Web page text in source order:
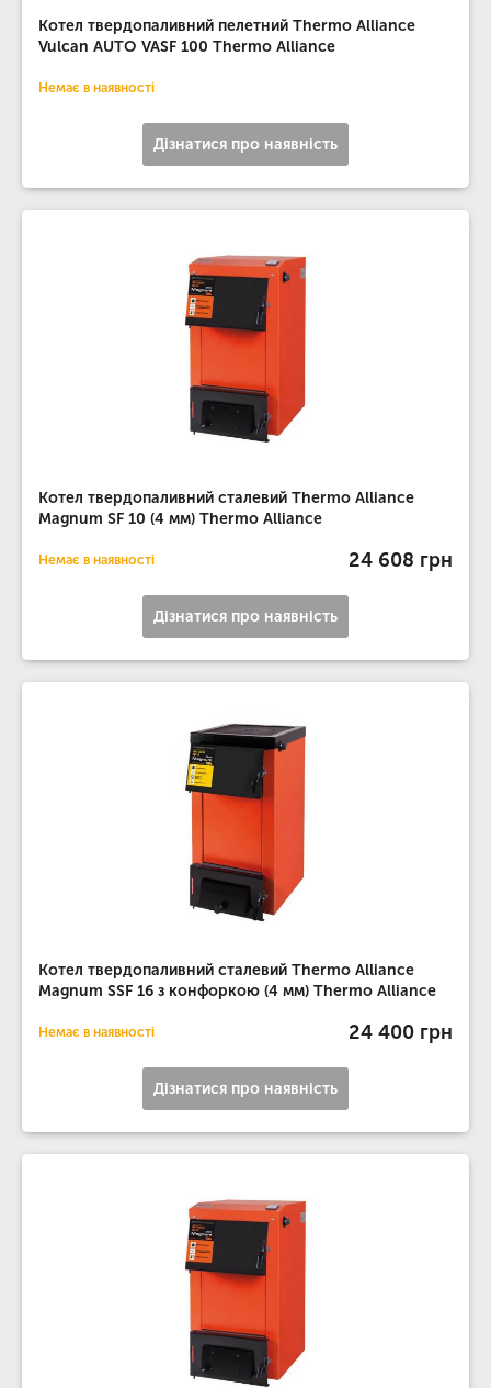
Котел твердопаливний пелетний Thermo Alliance
Vulcan AUTO VASF 100 Thermo Alliance
Немає в наявності
Дізнатися про наявність
Котел твердопаливний сталевий Thermo Alliance
Magnum SF 10 (4 мм) Thermo Alliance
Немає в наявності 24 608 грн
Дізнатися про наявність
Котел твердопаливний сталевий Thermo Alliance
Magnum SSF 16 з конфоркою (4 мм) Thermo Alliance
Немає в наявності 24 400 грн
Дізнатися про наявність